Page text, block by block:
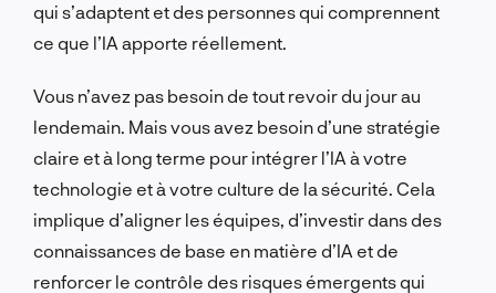
qui s’adaptent et des personnes qui comprennent
ce que l’IA apporte réellement.
Vous n’avez pas besoin de tout revoir du jour au
lendemain. Mais vous avez besoin d’une stratégie
claire et à long terme pour intégrer l’IA à votre
technologie et à votre culture de la sécurité. Cela
implique d’aligner les équipes, d’investir dans des
connaissances de base en matière d’IA et de
renforcer le contrôle des risques émergents qui